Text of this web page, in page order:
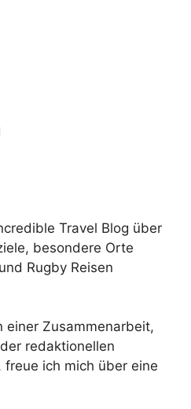
Travel Blog über
besondere Orte
Rugby Reisen
einer Zusammenarbeit,
redaktionellen
freue ich mich über eine